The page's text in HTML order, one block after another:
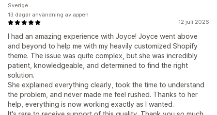
12 juli 2026
I had an amazing experience with Joyce! Joyce went above
and beyond to help me with my heavily customized Shopify
theme. The issue was quite complex, but she was incredibly
patient, knowledgeable, and determined to find the right
solution.
She explained everything clearly, took the time to understand
the problem, and never made me feel rushed. Thanks to her
help, everything is now working exactly as I wanted.
Sverige
13 dagar användning av appen